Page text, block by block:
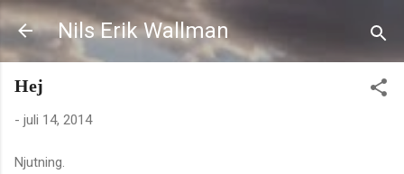
Fortsätt till huvudinnehåll
Nils Erik Wallman
Hej
- juli 14, 2014
Njutning.